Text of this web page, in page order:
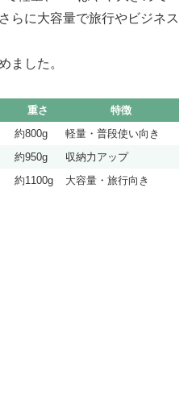
らに大容量で旅行やビジネス
ました。
重さ
特徴
約800g
軽量・普段使い向き
約950g
収納力アップ
約1100g 大容量・旅行向き